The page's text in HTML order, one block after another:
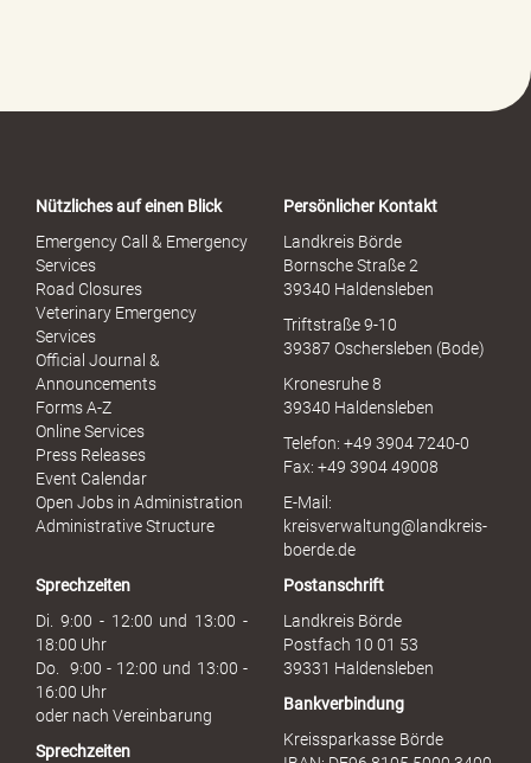
o
u
h
Nützliches auf einen Blick
Emergency Call & Emergency
Services
Road Closures
Veterinary Emergency
Services
Official Journal &
Announcements
Forms A-Z
Online Services
Press Releases
Event Calendar
Open Jobs in Administration
Administrative Structure
Persönlicher Kontakt
Landkreis Börde
Bornsche Straße 2
39340 Haldensleben
Triftstraße 9-10
39387 Oschersleben (Bode)
Kronesruhe 8
39340 Haldensleben
Telefon: +49 3904 7240-0
Fax: +49 3904 49008
E-Mail:
kreisverwaltung@landkreis-
boerde.de
Sprechzeiten
Di. 9:00 - 12:00 und 13:00 -
18:00 Uhr
Do. 9:00 - 12:00 und 13:00 -
16:00 Uhr
oder nach Vereinbarung
Sprechzeiten
Postanschrift
Landkreis Börde
Postfach 10 01 53
39331 Haldensleben
Bankverbindung
Kreissparkasse Börde